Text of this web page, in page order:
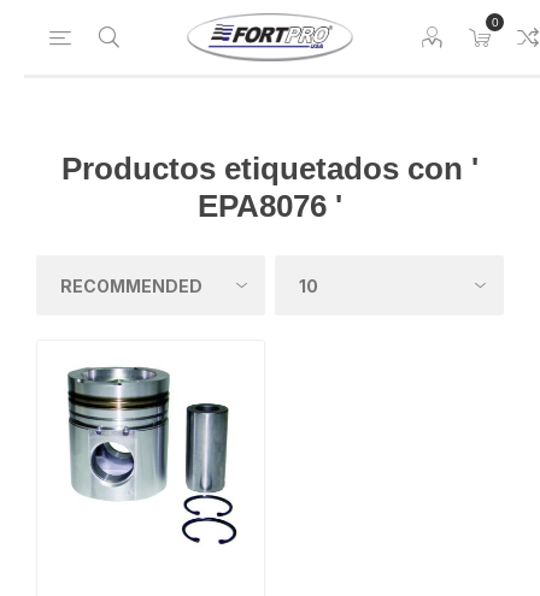
0
Productos etiquetados con '
EPA8076 '